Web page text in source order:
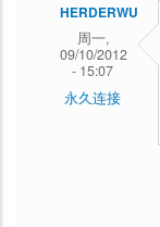
HERDERWU
周一,
09/10/2012
- 15:07
永久连接